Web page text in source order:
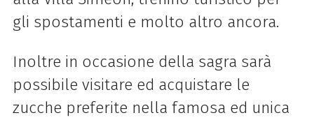
gli spostamenti e molto altro ancora.
Inoltre in occasione della sagra sarà
possibile visitare ed acquistare le
zucche preferite nella famosa ed unica